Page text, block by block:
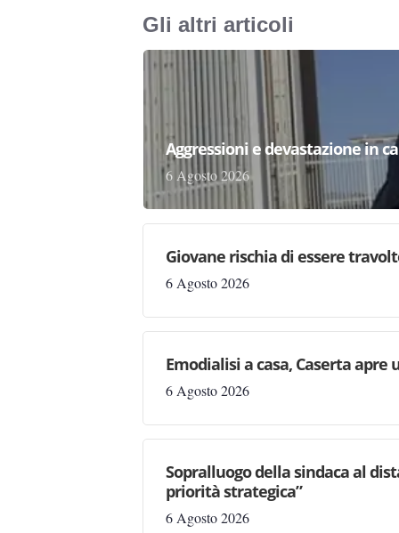
Gli altri articoli
Aggressioni e devastazione in
6 Agosto 2026
Giovane rischia di essere
6 Agosto 2026
Emodialisi a casa, Caserta apre
6 Agosto 2026
Sopralluogo della sindaca al
priorità strategica”
6 Agosto 2026